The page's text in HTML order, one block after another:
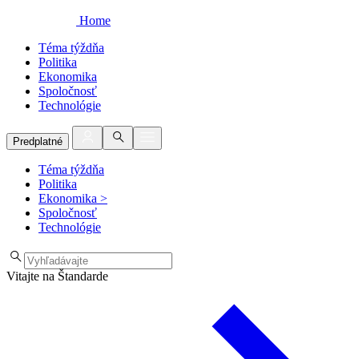
Home
Téma týždňa
Politika
Ekonomika
Spoločnosť
Technológie
Predplatné
Téma týždňa
Politika
Ekonomika >
Spoločnosť
Technológie
Vitajte na Štandarde